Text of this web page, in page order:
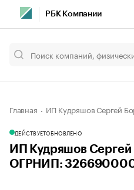
РБК Компании
Главная ИП Кудряшов Сергей
ДЕЙСТВУЕТОБНОВЛЕНО
ИП Кудряшов
ОГРНИП: